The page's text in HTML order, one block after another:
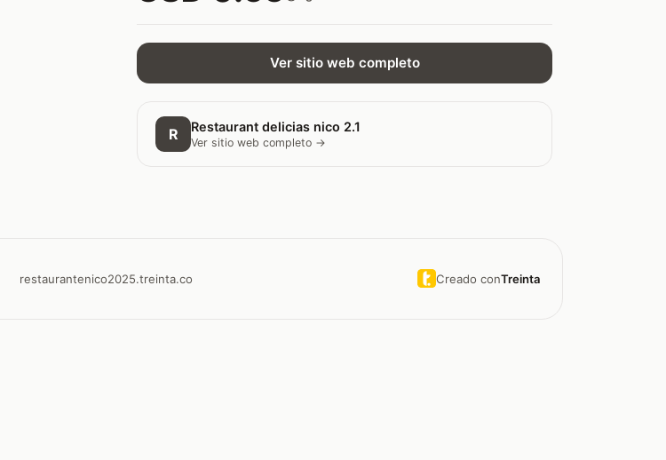
Ver sitio web completo
R Restaurant delicias nico 2.1
Ver sitio web completo →
restaurantenico2025.treinta.co Creado conTreinta